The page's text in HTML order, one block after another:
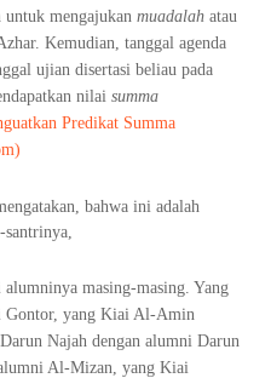
untuk mengajukan muadalah atau
Kemudian, tanggal agenda
ujian disertasi beliau pada
nilai summa
Predikat Summa
bahwa ini adalah
santrinya,
masing-masing. Yang
Gontor, yang Kiai Al-Amin
Najah dengan alumni Darun
Al-Mizan, yang Kiai